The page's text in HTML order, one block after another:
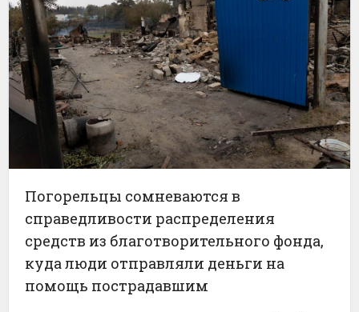
Погорельцы сомневаются в
справедливости распределения
средств из благотворительного фонда,
куда люди отправляли деньги на
помощь пострадавшим